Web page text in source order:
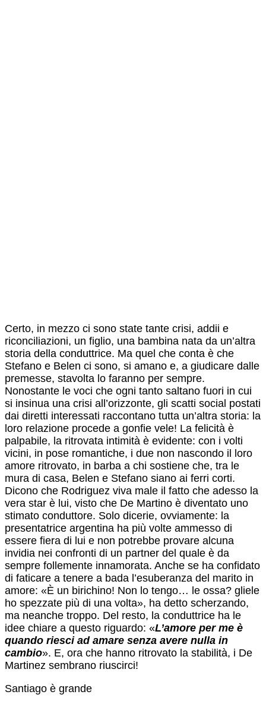
Certo, in mezzo ci sono state tante crisi, addii e
riconciliazioni, un figlio, una bambina nata da un’altra
storia della conduttrice. Ma quel che conta è che
Stefano e Belen ci sono, si amano e, a giudicare dalle
premesse, stavolta lo faranno per sempre.
Nonostante le voci che ogni tanto saltano fuori in cui
si insinua una crisi all’orizzonte, gli scatti social postati
dai diretti interessati raccontano tutta un’altra storia: la
loro relazione procede a gonfie vele! La felicità è
palpabile, la ritrovata intimità è evidente: con i volti
vicini, in pose romantiche, i due non nascondo il loro
amore ritrovato, in barba a chi sostiene che, tra le
mura di casa, Belen e Stefano siano ai ferri corti.
Dicono che Rodriguez viva male il fatto che adesso la
vera star è lui, visto che De Martino è diventato uno
stimato conduttore. Solo dicerie, ovviamente: la
presentatrice argentina ha più volte ammesso di
essere fiera di lui e non potrebbe provare alcuna
invidia nei confronti di un partner del quale è da
sempre follemente innamorata. Anche se ha confidato
di faticare a tenere a bada l’esuberanza del marito in
amore: «È un birichino! Non lo tengo… le ossa? gliele
ho spezzate più di una volta», ha detto scherzando,
ma neanche troppo. Del resto, la conduttrice ha le
idee chiare a questo riguardo: «L’amore per me è
quando riesci ad amare senza avere nulla in
cambio». E, ora che hanno ritrovato la stabilità, i De
Martinez sembrano riuscirci!
Santiago è grande